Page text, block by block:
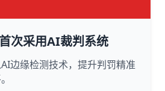
次采用AI裁判系统
边缘检测技术，提升判罚精准